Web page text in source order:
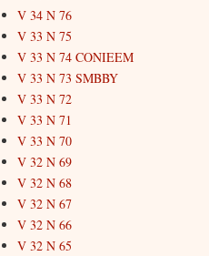
V 34 N 76
V 33 N 75
V 33 N 74 CONIEEM
V 33 N 73 SMBBY
V 33 N 72
V 33 N 71
V 33 N 70
V 32 N 69
V 32 N 68
V 32 N 67
V 32 N 66
V 32 N 65